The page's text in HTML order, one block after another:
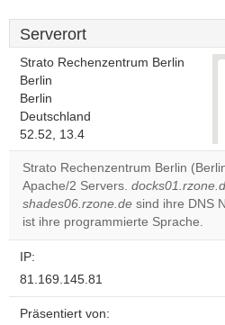
Serverort
Strato Rechenzentrum Berlin
Berlin
Berlin
Deutschland
52.52, 13.4
Strato Rechenzentrum Berlin
Apache/2 Servers.
shades06.rzone.de sind ihre DNS
ist ihre programmierte Sprache.
IP:
81.169.145.81
Präsentiert von: